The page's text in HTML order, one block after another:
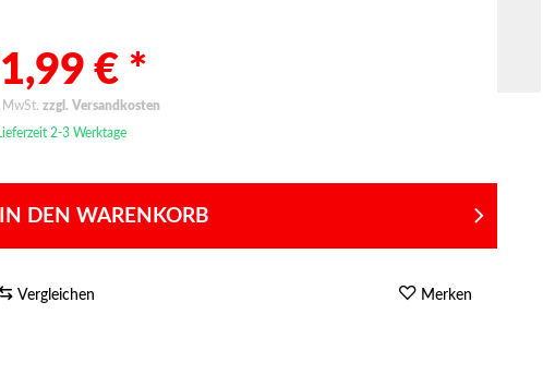
€ *
MwSt.zzgl. Versandkosten
2-3 Werktage
IN DEN WARENKORB
Vergleichen Merken